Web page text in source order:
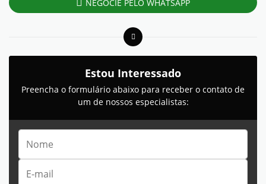
NEGOCIE PELO WHATSAPP
Estou Interessado
Preencha o formulário abaixo para receber o contato de
um de nossos especialistas: